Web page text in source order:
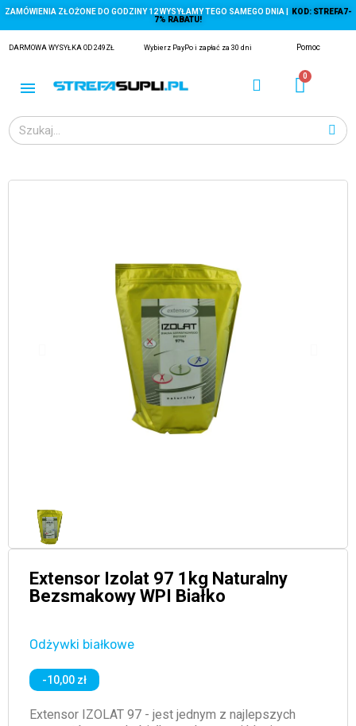
ZAMÓWIENIA ZŁOŻONE DO GODZINY 12 WYSYŁAMY TEGO SAMEGO DNIA |
KOD: STREFA7-
7% RABATU!
DARMOWA WYSYŁKA OD 249ZŁ Wybierz PayPo i zapłać za 30 dni Pomoc
Extensor Izolat 97 1kg Naturalny
Bezsmakowy WPI Białko
Odżywki białkowe
-10,00 zł
Extensor IZOLAT 97 - jest jednym z najlepszych